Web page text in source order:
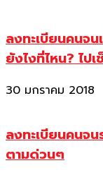
ลงทะเบียนคนจน
ยังไงที่ไหน? ไปเ
30 มกราคม 2018
ลงทะเบียนคนจ
ตามด่วนๆ